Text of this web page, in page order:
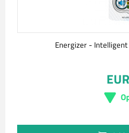
Energizer -